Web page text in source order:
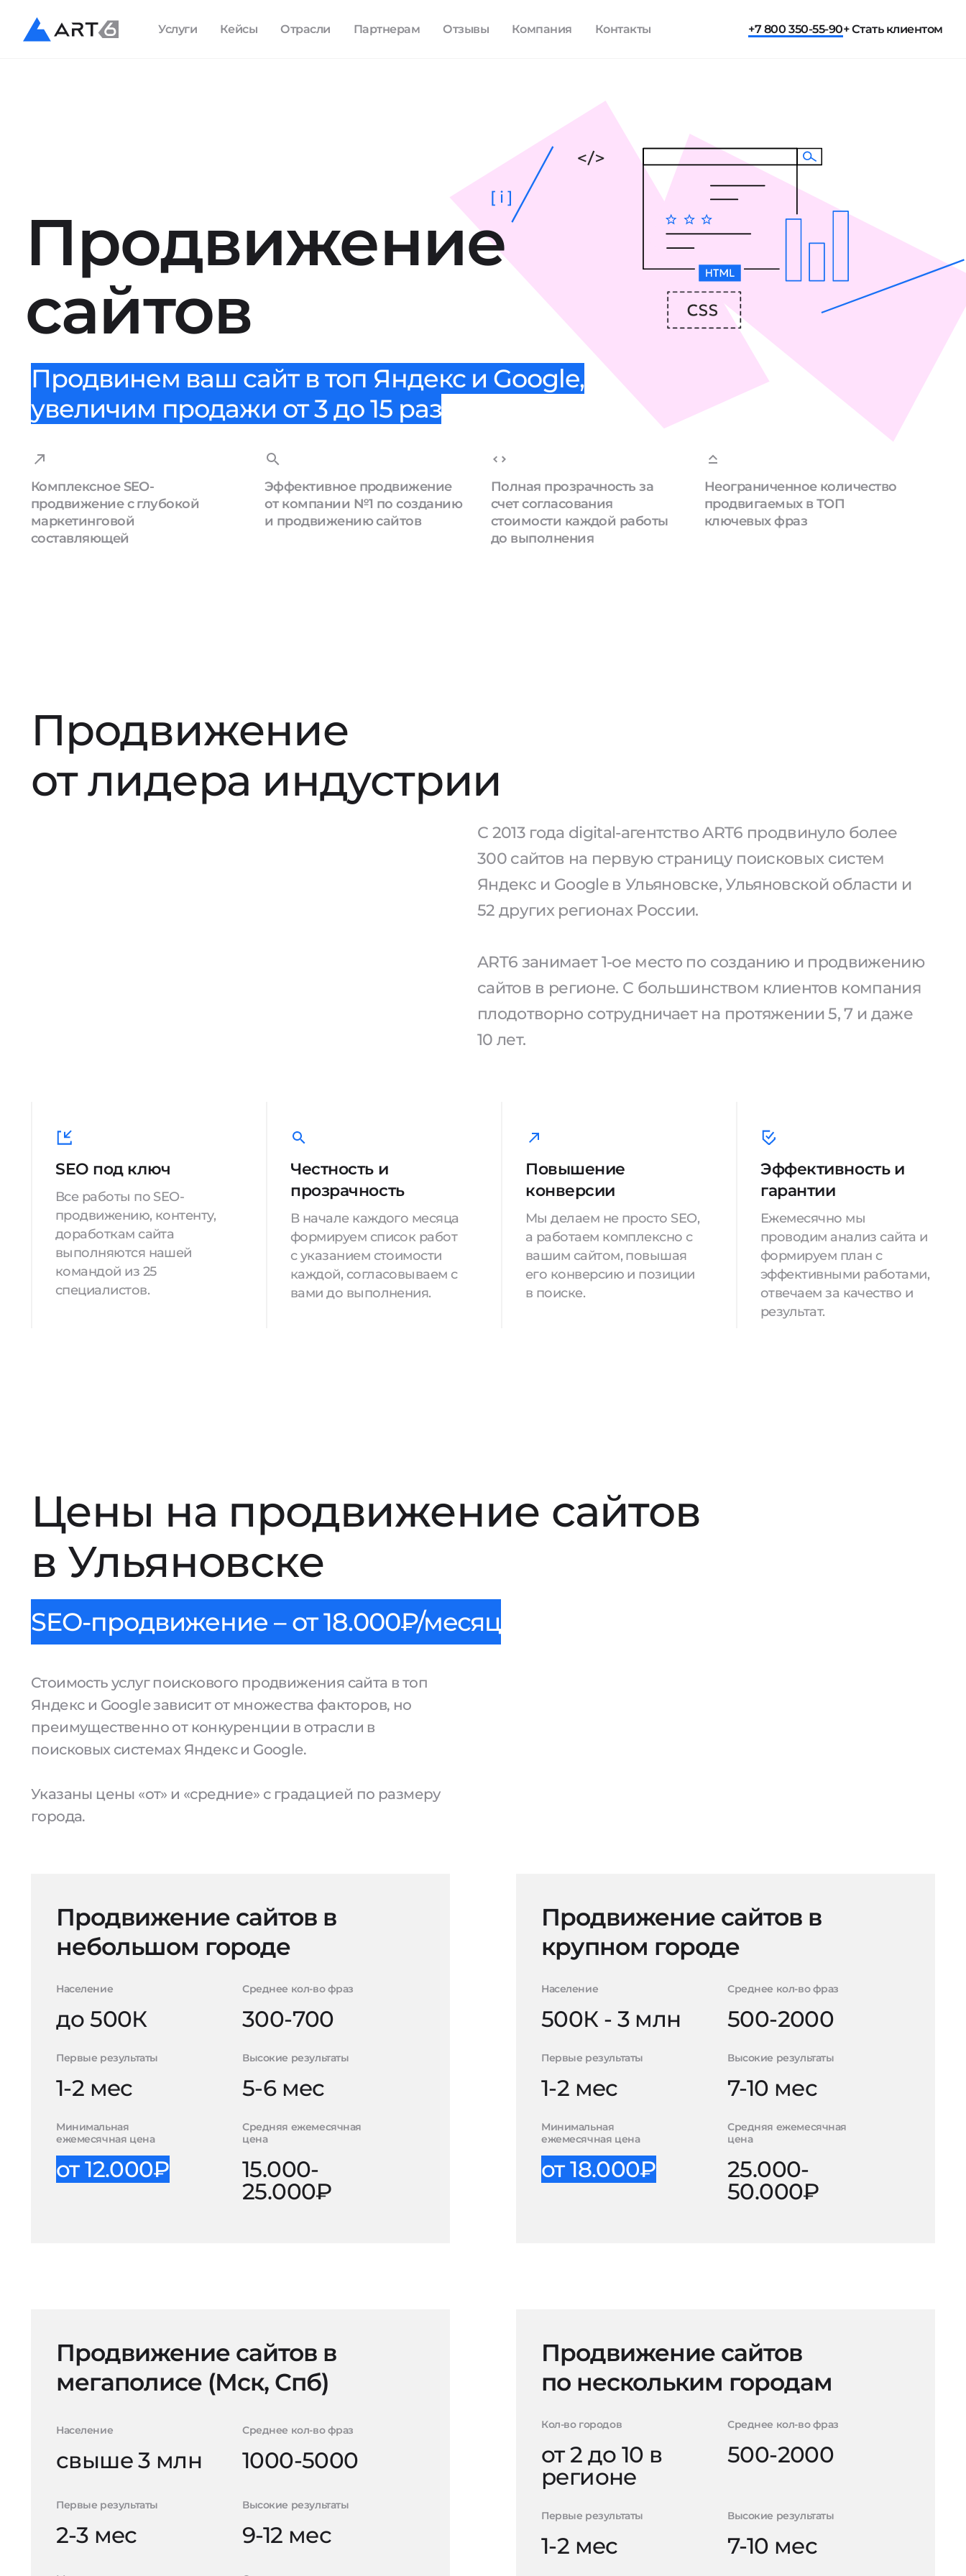
Услуги Кейсы Отрасли Партнерам Отзывы Компания Контакты +7 800 350-55-90+ Стать клиентом
Продвижение
сайтов
[ i ]
Продвинем ваш сайт в топ Яндекс и Google,
увеличим продажи от 3 до 15 раз
Комплексное SEO-
продвижение с глубокой
маркетинговой
составляющей
Эффективное продвижение
от компании №1 по созданию
и продвижению сайтов
Полная прозрачность за
счет согласования
стоимости каждой работы
до выполнения
Неограниченное количество
продвигаемых в ТОП
ключевых фраз
Продвижение
от лидера индустрии
С 2013 года digital-агентство ART6 продвинуло более
300 сайтов на первую страницу поисковых систем
Яндекс и Google в Ульяновске, Ульяновской области и
52 других регионах России.
ART6 занимает 1-ое место по созданию и продвижению
сайтов в регионе. С большинством клиентов компания
плодотворно сотрудничает на протяжении 5, 7 и даже
10 лет.
SEO под ключ
Все работы по SEO-
продвижению, контенту,
доработкам сайта
выполняются нашей
командой из 25
специалистов.
Честность и
прозрачность
В начале каждого месяца
формируем список работ
с указанием стоимости
каждой, согласовываем с
вами до выполнения.
Повышение
конверсии
Мы делаем не просто SEO,
а работаем комплексно с
вашим сайтом, повышая
его конверсию и позиции
в поиске.
Эффективность и
гарантии
Ежемесячно мы
проводим анализ сайта и
формируем план с
эффективными работами,
отвечаем за качество и
результат.
Цены на продвижение сайтов
в Ульяновске
SEO-продвижение – от 18.000₽/месяц
Стоимость услуг поискового продвижения сайта в топ
Яндекс и Google зависит от множества факторов, но
преимущественно от конкуренции в отрасли в
поисковых системах Яндекс и Google.
Указаны цены «от» и «средние» с градацией по размеру
города.
Продвижение сайтов в
небольшом городе
Население
до 500К
Среднее кол-во фраз
300-700
Первые результаты
1-2 мес
Высокие результаты
5-6 мес
Минимальная
ежемесячная цена
от 12.000₽
Средняя ежемесячная
цена
15.000-
25.000₽
Продвижение сайтов в
крупном городе
Население
500К - 3 млн
Среднее кол-во фраз
500-2000
Первые результаты
1-2 мес
Высокие результаты
7-10 мес
Минимальная
ежемесячная цена
от 18.000₽
Средняя ежемесячная
цена
25.000-
50.000₽
Продвижение сайтов в
мегаполисе (Мск, Спб)
Население
свыше 3 млн
Среднее кол-во фраз
1000-5000
Первые результаты
2-3 мес
Высокие результаты
9-12 мес
Продвижение сайтов
по нескольким городам
Кол-во городов
от 2 до 10 в
регионе
Среднее кол-во фраз
500-2000
Первые результаты
1-2 мес
Высокие результаты
7-10 мес